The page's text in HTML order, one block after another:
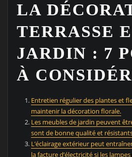
LA
TERRASSE
JARDIN : 7
À
Entretien régulier des plantes et
maintenir la décoration florale.
Les meubles de jardin peuvent
sont de bonne qualité et
L’éclairage extérieur peut
la facture d’électricité si les